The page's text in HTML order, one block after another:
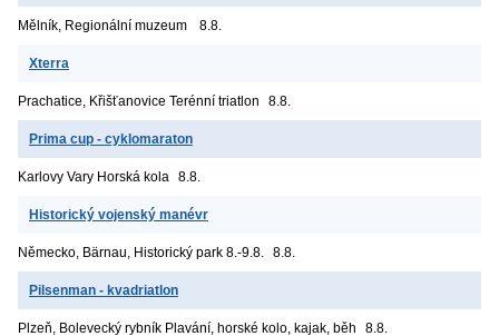
Mělník, Regionální muzeum 8.8.
Xterra
Prachatice, Křišťanovice Terénní triatlon 8.8.
Prima cup - cyklomaraton
Karlovy Vary Horská kola 8.8.
Historický vojenský manévr
Německo, Bärnau, Historický park 8.-9.8. 8.8.
Pilsenman - kvadriatlon
Plzeň, Bolevecký rybník Plavání, horské kolo, kajak, běh 8.8.